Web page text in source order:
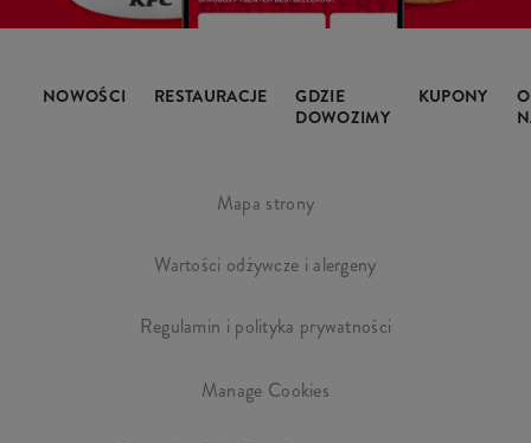
NOWOŚCI RESTAURACJE
GDZIE
DOWOZIMY
KUPONY
O
Mapa strony
Wartości odżywcze i alergeny
Regulamin i polityka prywatności
Manage Cookies